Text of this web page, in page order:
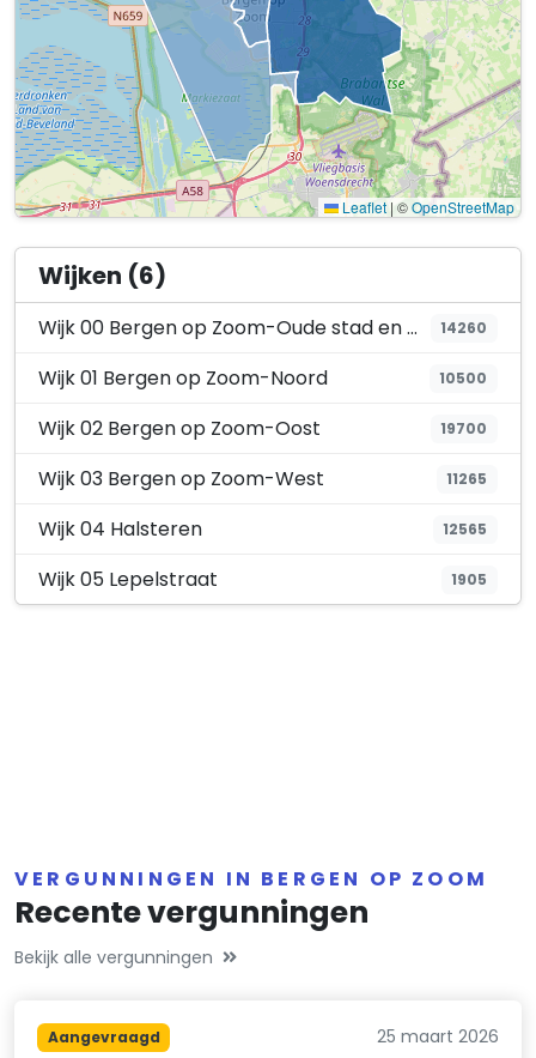
Leaflet |©OpenStreetMap
Wijken (6)
Wijk 00 Bergen op Zoom-Oude stad en omgeving 14260
Wijk 01 Bergen op Zoom-Noord 10500
Wijk 02 Bergen op Zoom-Oost 19700
Wijk 03 Bergen op Zoom-West 11265
Wijk 04 Halsteren 12565
Wijk 05 Lepelstraat 1905
VERGUNNINGEN IN BERGEN OP ZOOM
Recente vergunningen
Bekijk alle vergunningen
Aangevraagd 25 maart 2026